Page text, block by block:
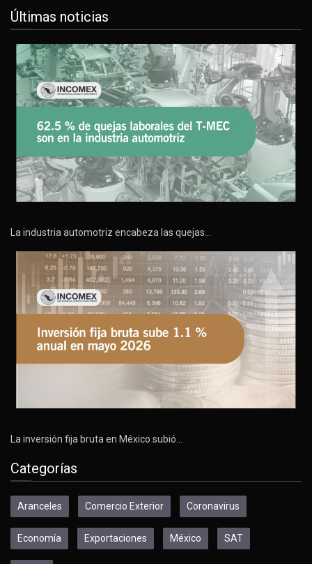
Últimas noticias
La industria automotriz encabeza las quejas…
La inversión fija bruta en México subió…
Categorías
Aranceles Comercio Exterior Coronavirus
Economía Exportaciones México SAT